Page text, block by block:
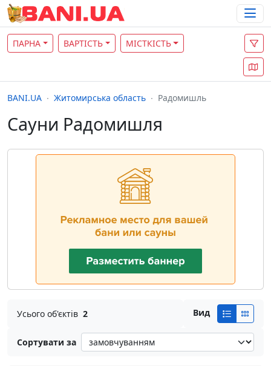
ПАРНА ВАРТІСТЬ МІСТКІСТЬ
BANI.UA Житомирська область Радомишль
Сауни Радомишля
Усього об'єктів 2 Вид
Сортувати за